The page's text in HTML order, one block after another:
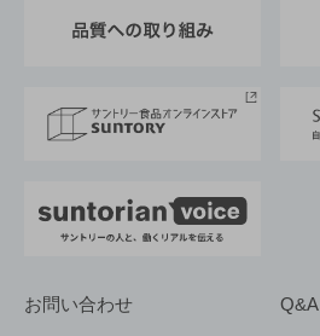
採用情報
お問い合わせ Q&A